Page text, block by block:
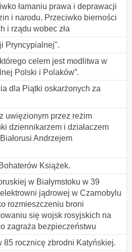
łamaniu prawa i deprawacji
i narodu. Przeciwko bierności
i rządu wobec zła
Pryncypialnej".
celem jest modlitwa w
Polski i Polaków”.
dla Piątki oskarżonych za
uwięzionym przez reżim
dziennikarzem i działaczem
Andrzejem
Książek.
w Białymstoku w 39
jądrowej w Czarnobylu
rozmieszczeniu broni
się wojsk rosyjskich na
zagraża bezpieczeństwu
85 rocznicę zbrodni Katyńskiej.